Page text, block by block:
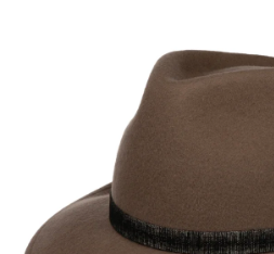
hvězdiček.